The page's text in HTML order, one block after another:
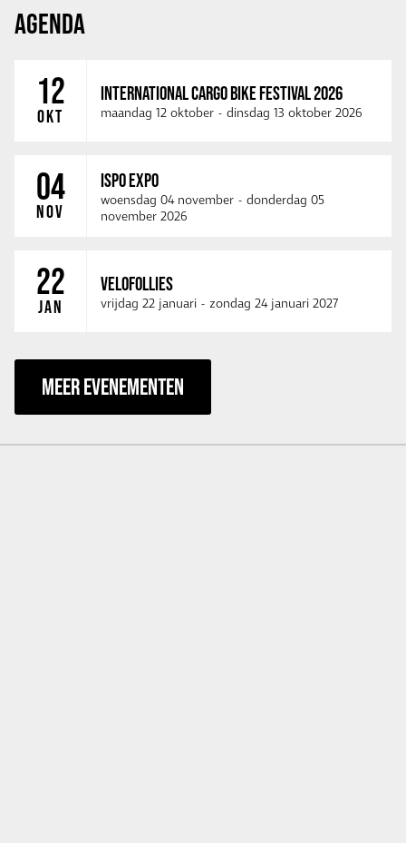
AGENDA
12
OKT
INTERNATIONAL CARGO BIKE FESTIVAL 2026
maandag 12 oktober - dinsdag 13 oktober 2026
04
NOV
ISPO EXPO
woensdag 04 november - donderdag 05
november 2026
22
JAN
VELOFOLLIES
vrijdag 22 januari - zondag 24 januari 2027
MEER EVENEMENTEN